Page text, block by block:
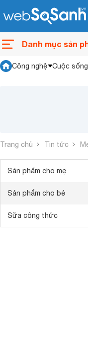
Danh mục sản
Công nghệ Cuộc sống
Trang chủ Tin tức
Sản phẩm cho mẹ
Sản phẩm cho bé
Sữa công thức